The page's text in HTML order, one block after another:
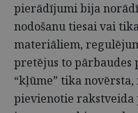
pierādījumi bija
nodošanu tiesai vai
materiāliem,
pretējus to pārbaudes
“kļūme” tika
pievienotie